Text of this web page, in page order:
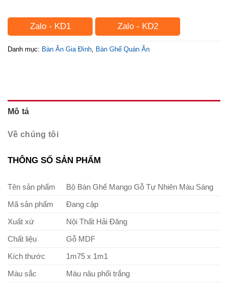
Zalo - KD1 Zalo - KD2
Danh mục: Bàn Ăn Gia Đình, Bàn Ghế Quán Ăn
Mô tả
Về chúng tôi
THÔNG SỐ SẢN PHẨM
Tên sản phẩm
Bộ Bàn Ghế Mango Gỗ Tự Nhiên Màu Sáng
Mã sản phẩm
Đang cập
Xuất xứ
Nội Thất Hải Đăng
Chất liệu
Gỗ MDF
Kích thước
1m75 x 1m1
Màu sắc
Màu nâu phối trắng